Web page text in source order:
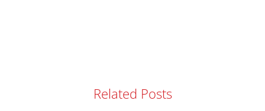
Related Posts